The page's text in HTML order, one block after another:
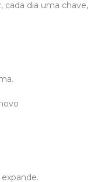
cada dia uma chave,